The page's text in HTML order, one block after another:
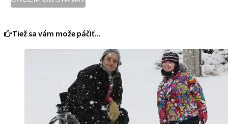
Tiež sa vám može páčiť...